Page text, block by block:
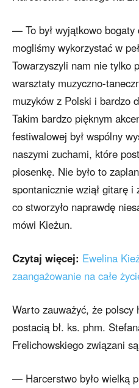
— To był wyjątkowo
mogliśmy wykorzystać w
Towarzyszyli nam nie tylko
warsztaty muzyczno-
muzyków z Polski i bardzo
Takim bardzo pięknym
festiwalowej był wspólny
naszymi zuchami, które
piosenkę. Nie było to
spontanicznie wziął gitarę i
co stworzyło naprawdę
mówi Kieżun.
Czytaj więcej: Ewelina
zaangażowanie na całe
Warto zauważyć, że polscy
postacią bł. ks. phm.
Frelichowskiego związani
— Harcerstwo było wielką